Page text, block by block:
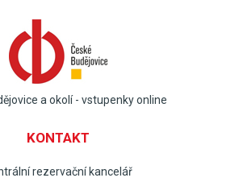
a okolí - vstupenky online
KONTAKT
rezervační kancelář